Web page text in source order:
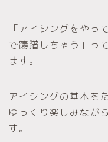
「アイシングをやっ
で躊躇しちゃう」っ
ます。
アイシングの基本を
ゆっくり楽しみなが
す。